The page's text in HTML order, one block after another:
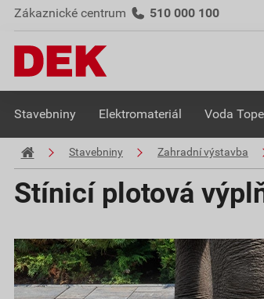
Zákaznické centrum 510 000 100
Stavebniny Elektromateriál Voda
Stavebniny Zahradní výstavba
Stínicí plotová